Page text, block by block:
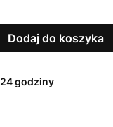
Dodaj do koszyka
24 godziny